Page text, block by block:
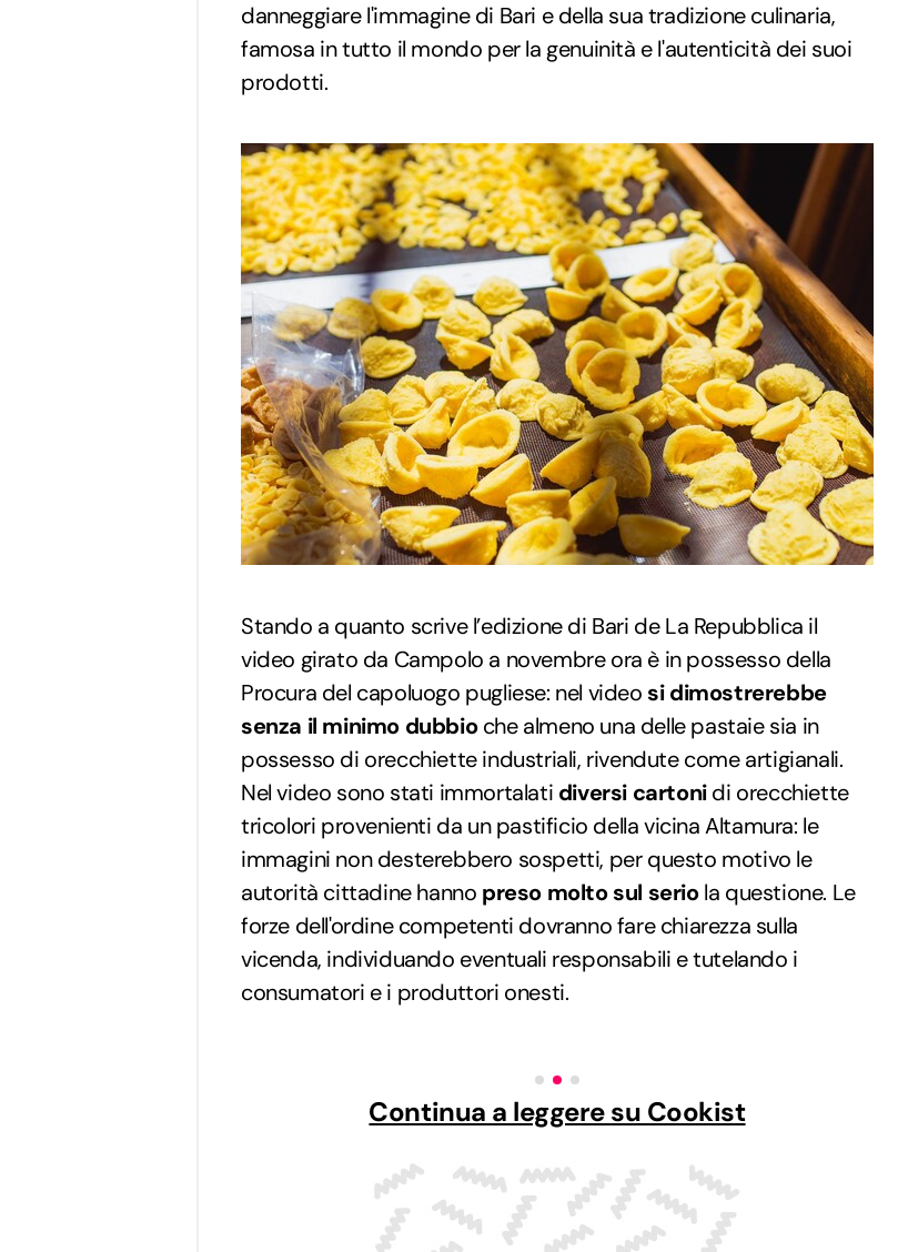
danneggiare l'immagine di Bari e della sua tradizione culinaria,
famosa in tutto il mondo per la genuinità e l'autenticità dei suoi
prodotti.
Stando a quanto scrive l’edizione di Bari de La Repubblica il
video girato da Campolo a novembre ora è in possesso della
Procura del capoluogo pugliese: nel video si dimostrerebbe
senza il minimo dubbioche almeno una delle pastaie sia in
possesso di orecchiette industriali, rivendute come artigianali.
Nel video sono stati immortalati diversi cartonidi orecchiette
tricolori provenienti da un pastificio della vicina Altamura: le
immagini non desterebbero sospetti, per questo motivo le
autorità cittadine hanno preso molto sul seriola questione. Le
forze dell'ordine competenti dovranno fare chiarezza sulla
vicenda, individuando eventuali responsabili e tutelando i
consumatori e i produttori onesti.
Continua a leggere su Cookist